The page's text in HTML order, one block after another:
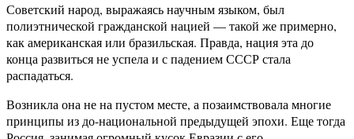
Советский народ, выражаясь научным языком, был
полиэтнической гражданской нацией — такой же примерно,
как американская или бразильская. Правда, нация эта до
конца развиться не успела и с падением СССР стала
распадаться.
Возникла она не на пустом месте, а позаимствовала многие
принципы из до-национальной предыдущей эпохи. Еще тогда